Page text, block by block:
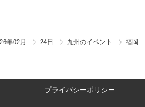
年02月 24日 九州のイベント
福岡
プライバシーポリシー